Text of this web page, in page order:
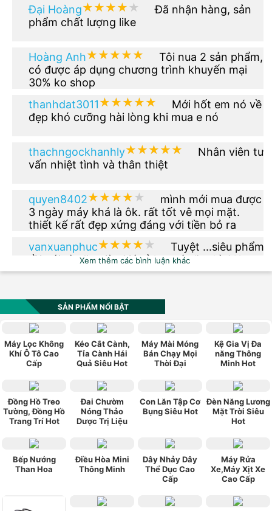
Đại Hoàng★★★★★
★★★★★
Đã nhận hàng, sản
phẩm chất lượng like
Hoàng Anh★★★★★
★★★★★
Tôi nua 2 sản phẩm,
có được áp dụng chương trình khuyến mại
30% ko shop
thanhdat3011★★★★★
★★★★★
Mới hốt em nó về
đẹp khó cưỡng hài lòng khi mua e nó
thachngockhanhly★★★★★
★★★★★
Nhân viên tư
vấn nhiệt tình và thân thiệt
quyen8402★★★★★
★★★★★
mình mới mua được
3 ngày máy khá là ôk. rất tốt vê mọi mặt.
thiết kế rất đẹp xứng đáng với tiền bỏ ra
vanxuanphuc★★★★★
★★★★★
Tuyệt ...siêu phẩm
rồi nói gì nữa giờ. Giá rẻ hơn tí nữa thì OK.
màu xanh dạ quang đi nhé
vn0984_520★★★★★
★★★★★
Sản phẩm có kiểu
dáng đẹp, hợp thời trang, phù hợp với túi
tiền, chính sách bảo hành tốt. Rất hài lòng về
sản phẩm này.
ngoquan112 ★★★★★
★★★★★
Mua cho ba mình
xài được hơn 1 tháng rồi , giá cả hợp lý , vừa
túi tiền , máy gọn nhẹ , ba mình rất vừa ý .
Xem thêm các bình luận khác
SẢN PHẨM NỔI BẬT
Máy Lọc Không
Khí Ô Tô Cao
Cấp
Kéo Cắt Cành,
Tỉa Cành Hái
Quả Siêu Hot
Máy Mài Móng
Bán Chạy Mọi
Thời Đại
Kệ Gia Vị Đa
năng Thông
Minh Hot
Đồng Hồ Treo
Tường, Đồng Hồ
Trang Trí Hot
Đai Chườm
Nóng Thảo
Dược Trị Liệu
Con Lăn Tập Cơ
Bụng Siêu Hot
Đèn Năng Lương
Mặt Trời Siêu
Hot
Bếp Nướng
Than Hoa
Điều Hòa Mini
Thông Minh
Dây Nhảy Dây
Thể Dục Cao
Cấp
Máy Rửa
Xe,Máy Xịt Xe
Cao Cấp